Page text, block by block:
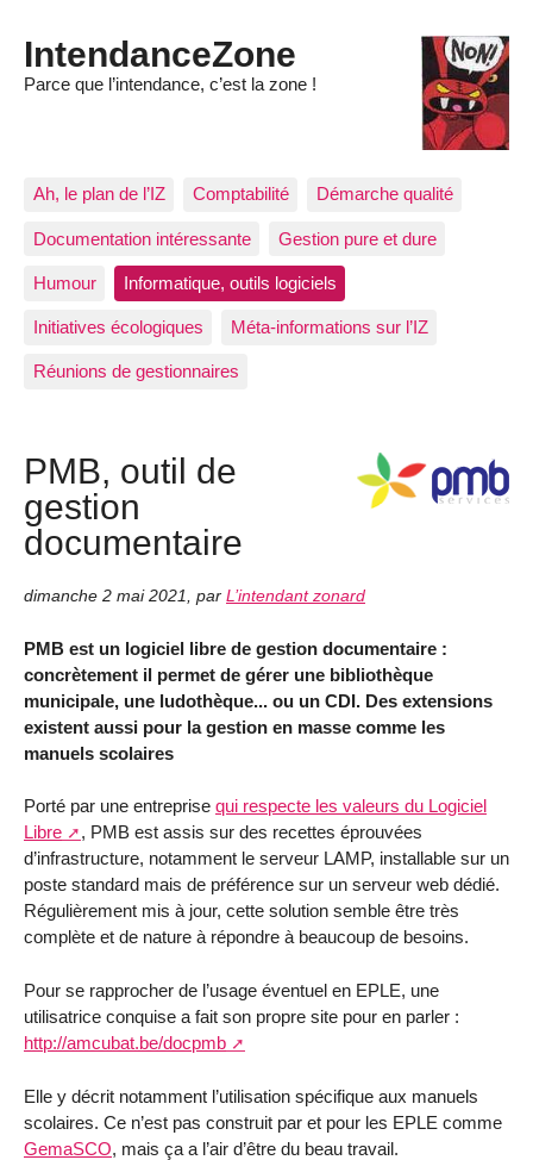
IntendanceZone
Parce que l’intendance, c’est la zone !
Ah, le plan de l’IZ Comptabilité Démarche qualité
Documentation intéressante Gestion pure et dure
Humour Informatique, outils logiciels
Initiatives écologiques Méta-informations sur l’IZ
Réunions de gestionnaires
PMB, outil de
gestion
documentaire
dimanche 2 mai 2021 par L’intendant zonard
PMB est un logiciel libre de gestion documentaire :
concrètement il permet de gérer une bibliothèque
municipale, une ludothèque... ou un CDI. Des extensions
existent aussi pour la gestion en masse comme les
manuels scolaires
Porté par une entreprise qui respecte les valeurs du Logiciel
Libre
, PMB est assis sur des recettes éprouvées
d’infrastructure, notamment le serveur LAMP, installable sur un
poste standard mais de préférence sur un serveur web dédié.
Régulièrement mis à jour, cette solution semble être très
complète et de nature à répondre à beaucoup de besoins.
Pour se rapprocher de l’usage éventuel en EPLE, une
utilisatrice conquise a fait son propre site pour en parler :
http://amcubat.be/docpmb
Elle y décrit notamment l’utilisation spécifique aux manuels
scolaires. Ce n’est pas construit par et pour les EPLE comme
GemaSCO, mais ça a l’air d’être du beau travail.